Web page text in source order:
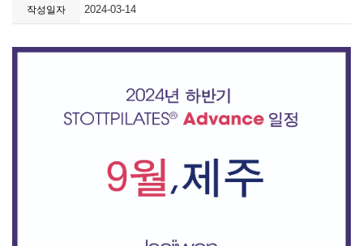
작성일자 2024-03-14